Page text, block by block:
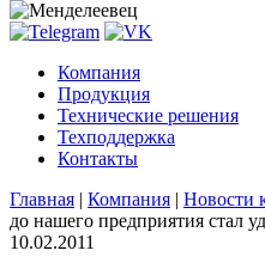
Компания
Продукция
Технические решения
Техподдержка
Контакты
Главная | Компания | Новости
до нашего предприятия стал
10.02.2011